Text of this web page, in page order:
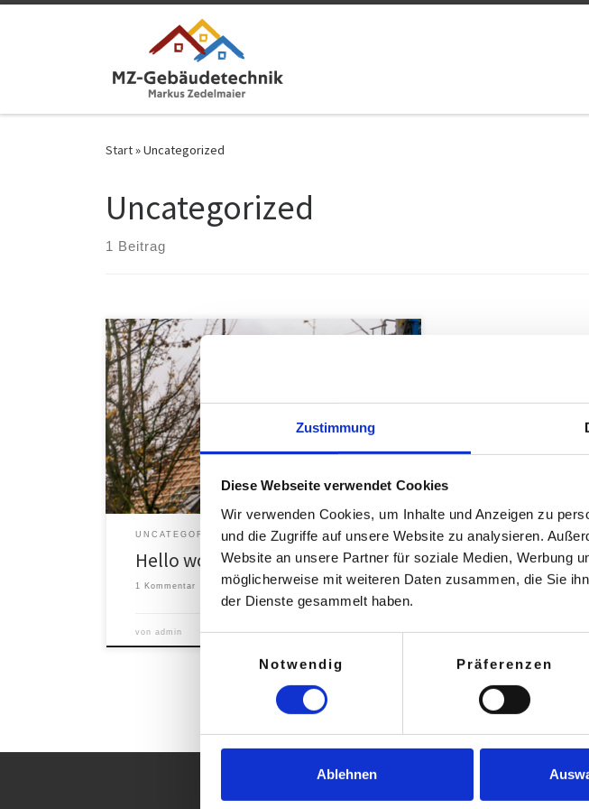
Zustimmung
Diese Webseite verwendet Cookies
Wir verwenden Cookies, um Inhalte und Anzeigen zu
und die Zugriffe auf unsere Website zu analysieren.
Website an unsere Partner für soziale Medien, Werbung
möglicherweise mit weiteren Daten zusammen, die Sie
der Dienste gesammelt haben.
Einwilligungsauswahl
Notwendig
Präferenzen
Ablehnen
Start»Uncategorized
Uncategorized
1 Beitrag
Welcome to WordPress. This is your first post. Edit or
delete it, then start writing!
UNCATEGORIZED
Hello world!
1 Kommentar
vonadmin Veröffentlicht am3. Januar 2026